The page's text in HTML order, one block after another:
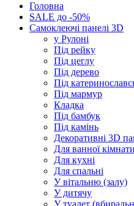
Головна
SALE до -50%
Самоклеючі панелі 3D
у Рулоні
Під рейку
Під цеглу
Під дерево
Під
Під мармур
Кладка
Під бамбук
Під камінь
Декоративні 3D
Для ванної кімнати
Для кухні
Для спальні
У вітальню (залу)
У дитячу
У туалет